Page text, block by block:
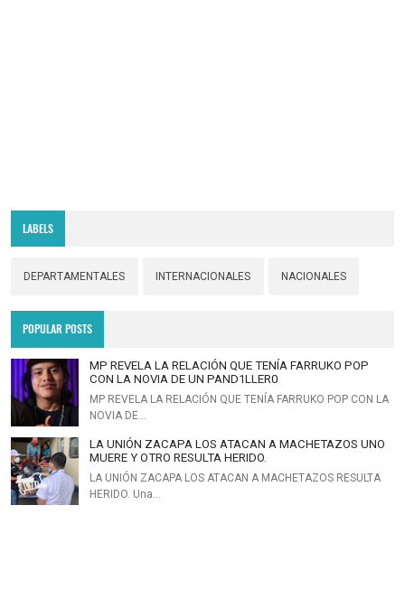
LABELS
DEPARTAMENTALES INTERNACIONALES NACIONALES
POPULAR POSTS
MP REVELA LA RELACIÓN QUE TENÍA FARRUKO POP
CON LA NOVIA DE UN PAND1LLER0
MP REVELA LA RELACIÓN QUE TENÍA FARRUKO POP CON LA
NOVIA DE…
LA UNIÓN ZACAPA LOS ATACAN A MACHETAZOS UNO
MUERE Y OTRO RESULTA HERIDO.
LA UNIÓN ZACAPA LOS ATACAN A MACHETAZOS RESULTA
HERIDO. Una…